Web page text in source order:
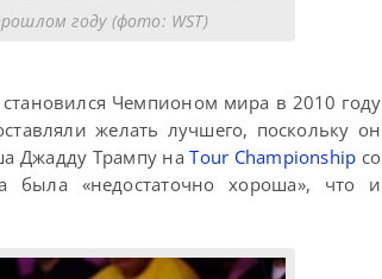
году (фото: WST)
Чемпионом мира в 2010 году
желать лучшего, поскольку он
Джадду Трампу наTour Championship со
была «недостаточно хороша», что и